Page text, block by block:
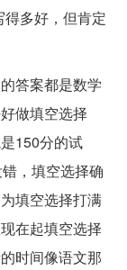
多好，但肯定
答案都是数学
做填空选择
150分的试
，填空选择确
填空选择打满
在起填空选择
时间像语文那